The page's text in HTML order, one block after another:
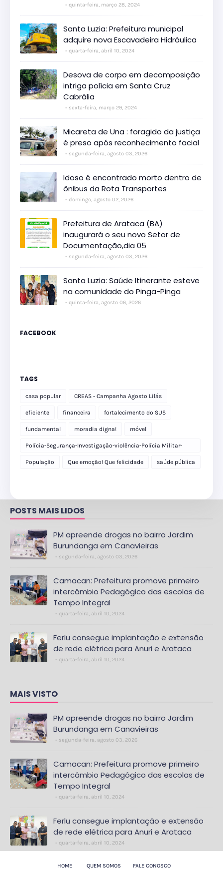
quinta-feira, março 28, 2024
Santa Luzia: Prefeitura municipal
adquire nova Escavadeira Hidráulica
quarta-feira, abril 10, 2024
Desova de corpo em decomposição
intriga polícia em Santa Cruz
Cabrália
sexta-feira, março 29, 2024
Micareta de Una : foragido da justiça
é preso após reconhecimento facial
segunda-feira, agosto 03, 2026
Idoso é encontrado morto dentro de
ônibus da Rota Transportes
domingo, agosto 02, 2026
Prefeitura de Arataca (BA)
inaugurará o seu novo Setor de
Documentação,dia 05
segunda-feira, agosto 03, 2026
Santa Luzia: Saúde Itinerante esteve
na comunidade do Pinga-Pinga
quinta-feira, agosto 06, 2026
FACEBOOK
TAGS
casa popular CREAS - Campanha Agosto Lilás
eficiente financeira fortalecimento do SUS
fundamental moradia digna! móvel
Polícia-Segurança-Investigação-violência-Polícia Militar-
delegacia
População Que emoção! Que felicidade saúde pública
POSTS MAIS LIDOS
PM apreende drogas no bairro Jardim
Burundanga em Canavieiras
segunda-feira, agosto 03, 2026
Camacan: Prefeitura promove primeiro
intercâmbio Pedagógico das escolas de
Tempo Integral
quarta-feira, abril 10, 2024
Ferlu consegue implantação e extensão
de rede elétrica para Anuri e Arataca
quarta-feira, abril 10, 2024
MAIS VISTO
PM apreende drogas no bairro Jardim
Burundanga em Canavieiras
segunda-feira, agosto 03, 2026
Camacan: Prefeitura promove primeiro
intercâmbio Pedagógico das escolas de
Tempo Integral
quarta-feira, abril 10, 2024
Ferlu consegue implantação e extensão
de rede elétrica para Anuri e Arataca
quarta-feira, abril 10, 2024
HOME QUEM SOMOS FALE CONOSCO